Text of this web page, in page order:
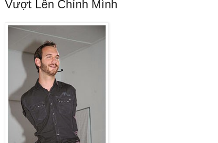
Vượt Lên Chính Mình